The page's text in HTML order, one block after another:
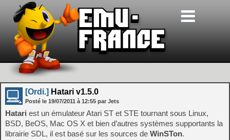
[Ordi.] Hatari v1.5.0
Posté le 19/07/2011 à 12:55 par Jets
Hatari est un émulateur Atari ST et STE tournant sous Linux,
BSD, BeOS, Mac OS X et bien d’autres systèmes supportants la
librairie SDL, il est basé sur les sources de WinSTon.